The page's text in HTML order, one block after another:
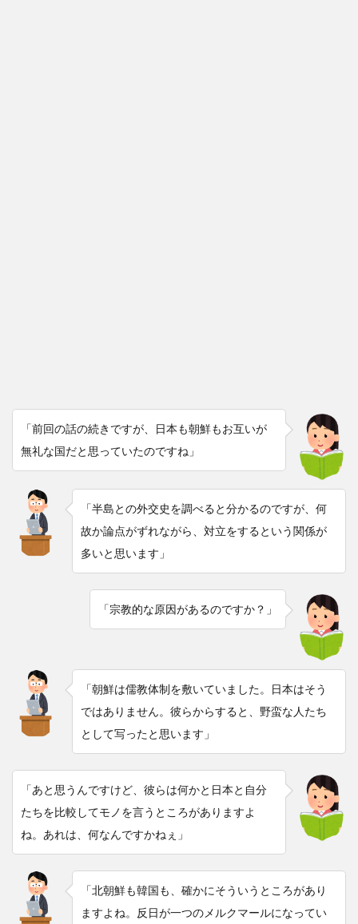
「前回の話の続きですが、日本も朝鮮もお互いが
無礼な国だと思っていたのですね」
「半島との外交史を調べると分かるのですが、何
故か論点がずれながら、対立をするという関係が
多いと思います」
「宗教的な原因があるのですか？」
「朝鮮は儒教体制を敷いていました。日本はそう
ではありません。彼らからすると、野蛮な人たち
として写ったと思います」
「あと思うんですけど、彼らは何かと日本と自分
たちを比較してモノを言うところがありますよ
ね。あれは、何なんですかねぇ」
「北朝鮮も韓国も、確かにそういうところがあり
ますよね。反日が一つのメルクマールになってい